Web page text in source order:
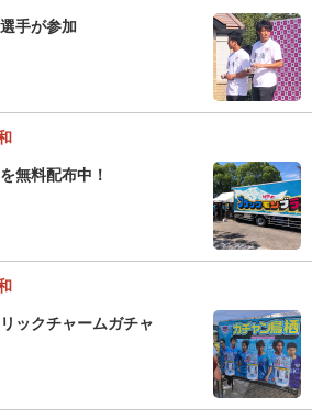
手が参加
無料配布中！
ックチャームガチャ